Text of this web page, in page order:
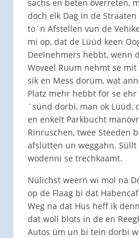
sachs en beten överreten,
doch elk Dag in de
to´n Afstellen vun de
mi op, dat de Lüüd keen
Deelnehmers hebbt, wenn
Woveel Ruum nehmt se
sik en Mess dorüm, wat
Platz mehr hebbt för se ehr
´sünd dorbi, man ok Lüüd,
en enkelt Parkbucht
Rinruschen, twee Steeden
afslütten un weggahn.
wodenni se trechkaamt.
Nülichst weern wi mol na
op de Flaag bi dat
Weg na dat Hus heff ik
dat woll blots in de en
Autos üm un bi tein dorbi